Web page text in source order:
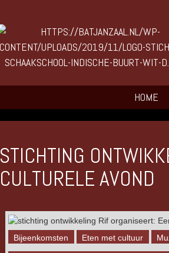
HOME
STICHTING
CULTURELE AVOND
Bijeenkomsten Eten met cultuur